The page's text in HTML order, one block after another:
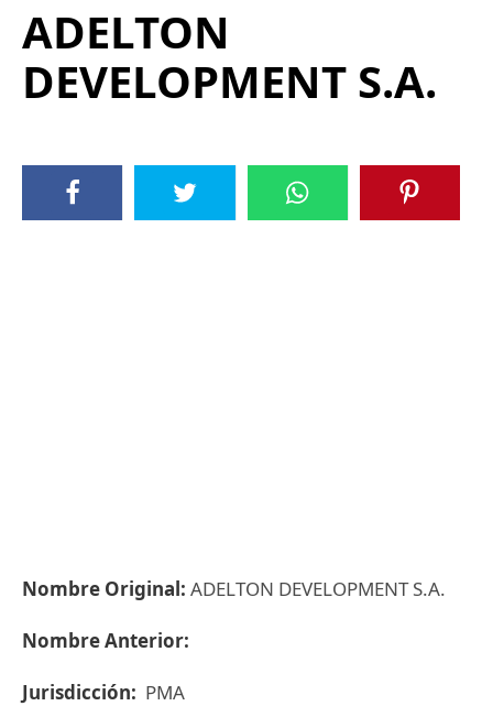
ADELTON
DEVELOPMENT S.A.
Nombre Original: ADELTON DEVELOPMENT S.A.
Nombre Anterior:
Jurisdicción: PMA